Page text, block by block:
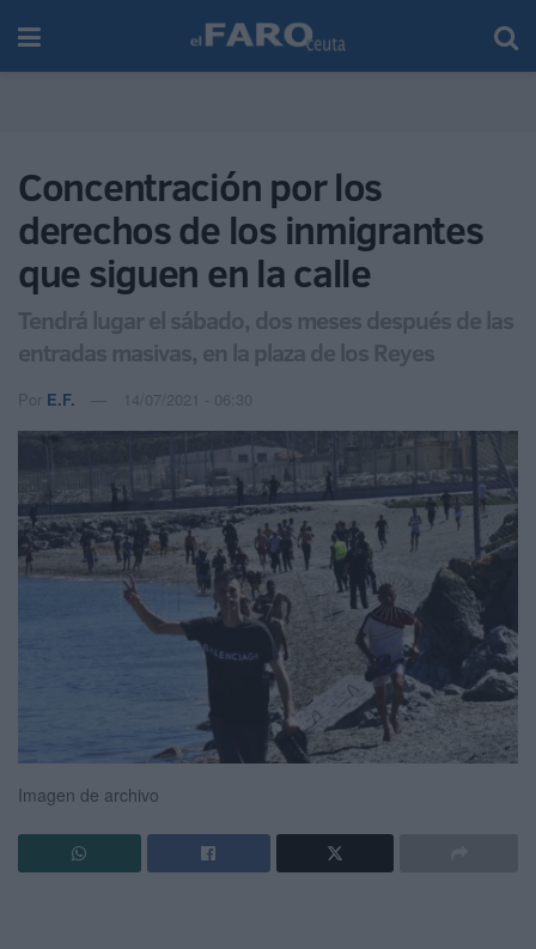
Concentración por los
derechos de los inmigrantes
que siguen en la calle
Tendrá lugar el sábado, dos meses después de las
entradas masivas, en la plaza de los Reyes
Por E.F. 14/07/2021 - 06:30
Imagen de archivo